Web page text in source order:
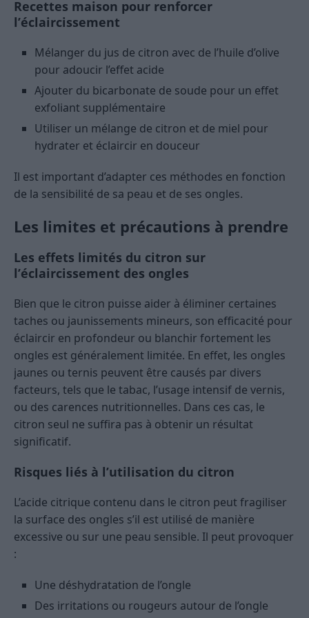
Recettes maison pour renforcer
l’éclaircissement
Mélanger du jus de citron avec de l’huile d’olive
pour adoucir l’effet acide
Ajouter du bicarbonate de soude pour un effet
exfoliant supplémentaire
Utiliser un mélange de citron et de miel pour
hydrater et éclaircir en douceur
Il est important d’adapter ces méthodes en fonction
de la sensibilité de sa peau et de ses ongles.
Les limites et précautions à prendre
Les effets limités du citron sur
l’éclaircissement des ongles
Bien que le citron puisse aider à éliminer certaines
taches ou jaunissements mineurs, son efficacité pour
éclaircir en profondeur ou blanchir fortement les
ongles est généralement limitée. En effet, les ongles
jaunes ou ternis peuvent être causés par divers
facteurs, tels que le tabac, l’usage intensif de vernis,
ou des carences nutritionnelles. Dans ces cas, le
citron seul ne suffira pas à obtenir un résultat
significatif.
Risques liés à l’utilisation du citron
L’acide citrique contenu dans le citron peut fragiliser
la surface des ongles s’il est utilisé de manière
excessive ou sur une peau sensible. Il peut provoquer
:
Une déshydratation de l’ongle
Des irritations ou rougeurs autour de l’ongle